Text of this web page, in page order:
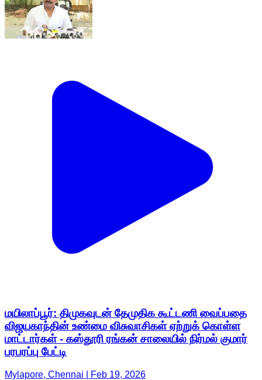
மயிலாப்பூர்: திமுகவுடன் தேமுதிக கூட்டணி வைப்பதை
விஜயகாந்தின் உண்மை விசுவாசிகள் ஏற்றுக் கொள்ள
மாட்டார்கள் - கஸ்தூரி ரங்கன் சாலையில் நிர்மல் குமார்
பரபரப்பு பேட்டி
Mylapore, Chennai | Feb 19, 2026